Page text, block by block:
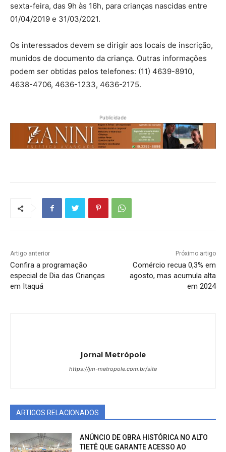
sexta-feira, das 9h às 16h, para crianças nascidas entre
01/04/2019 e 31/03/2021.
Os interessados devem se dirigir aos locais de inscrição,
munidos de documento da criança. Outras informações
podem ser obtidas pelos telefones: (11) 4639-8910,
4638-4706, 4636-1233, 4636-2175.
Publicidade
Artigo anterior
Confira a programação
especial de Dia das Crianças
em Itaquá
Próximo artigo
Comércio recua 0,3% em
agosto, mas acumula alta
em 2024
Jornal Metrópole
https://jm-metropole.com.br/site
ARTIGOS RELACIONADOS
ANÚNCIO DE OBRA HISTÓRICA NO ALTO
TIETÊ QUE GARANTE ACESSO AO